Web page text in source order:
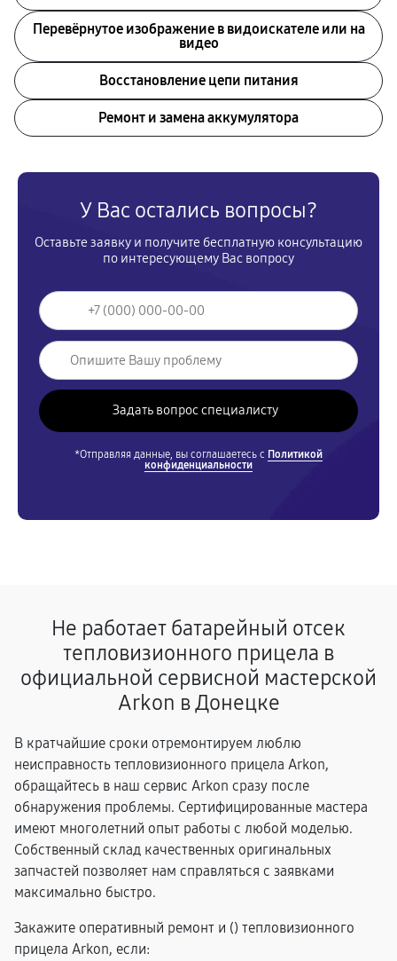
Перевёрнутое изображение в видоискателе или на
видео
Восстановление цепи питания
Ремонт и замена аккумулятора
У Вас остались вопросы?
Оставьте заявку и получите бесплатную консультацию
по интересующему Вас вопросу
*Отправляя данные, вы соглашаетесь с Политикой
конфиденциальности
Не работает батарейный отсек
тепловизионного прицела в
официальной сервисной мастерской
Arkon в Донецке
В кратчайшие сроки отремонтируем люблю
неисправность тепловизионного прицела Arkon,
обращайтесь в наш сервис Arkon сразу после
обнаружения проблемы. Сертифицированные мастера
имеют многолетний опыт работы с любой моделью.
Собственный склад качественных оригинальных
запчастей позволяет нам справляться с заявками
максимально быстро.
Закажите оперативный ремонт и () тепловизионного
прицела Arkon, если: